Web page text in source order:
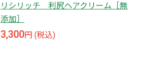
リシリッチ 利尻ヘアクリーム［無
添加］
3,300円 (税込)